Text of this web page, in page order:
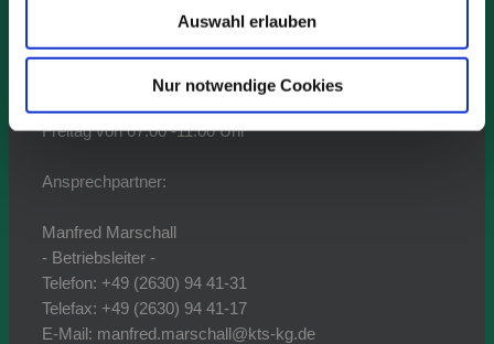
Auswahl erlauben
Nur notwendige Cookies
Ladezeiten:
Montag bis Donnerstag
Freitag von 07:00 -11:00 Uhr
Ansprechpartner:
Manfred Marschall
- Betriebsleiter -
Telefon: +49 (2630) 94 41-31
Telefax: +49 (2630) 94 41-17
E-Mail: manfred.marschall@kts-kg.de